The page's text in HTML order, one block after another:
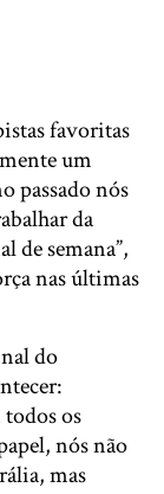
favoritas
um
passado nós
da
de semana”,
nas últimas
do
os
nós não
mas